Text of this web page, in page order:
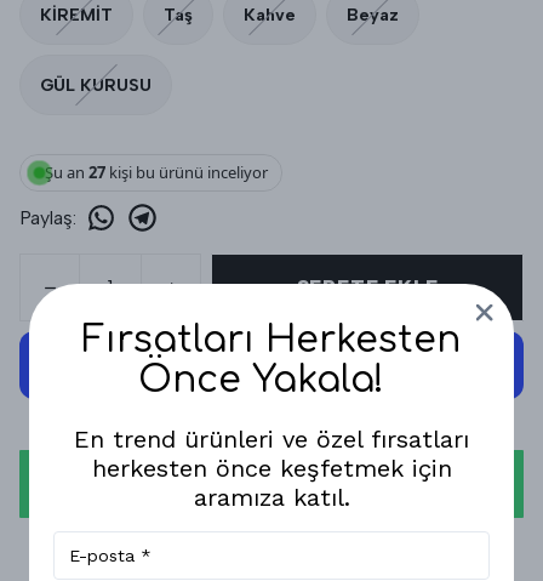
KİREMİT Taş Kahve Beyaz
GÜL KURUSU
Şu an 27kişi bu ürünü inceliyor
Paylaş:
SEPETE EKLE
WHATSAPP
Fırsatları Herkesten
Önce Yakala!
En trend ürünleri ve özel fırsatları
herkesten önce keşfetmek için
aramıza katıl.